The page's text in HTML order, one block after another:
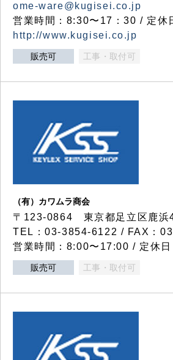
ome-ware@kugisei.co.jp
営業時間：8:30〜17：30 / 定休
http://www.kugisei.co.jp
販売可 工事・取付可
（有）カワムラ商会
〒123-0864 東京都足立区鹿浜
TEL：03-3854-6122 / FAX：
営業時間：8:00〜17:00 / 定休日
販売可 工事・取付可